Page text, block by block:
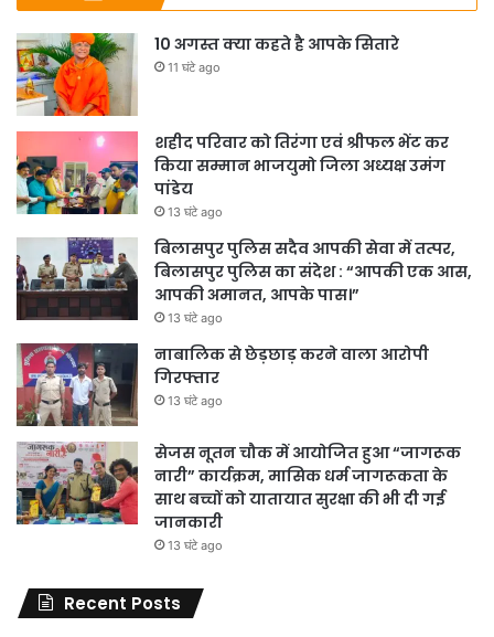
10 अगस्त क्या कहते है आपके सितारे
11 घंटे ago
शहीद परिवार को तिरंगा एवं श्रीफल भेंट कर
किया सम्मान भाजयुमो जिला अध्यक्ष उमंग
पांडेय
13 घंटे ago
बिलासपुर पुलिस सदैव आपकी सेवा में तत्पर,
बिलासपुर पुलिस का संदेश : “आपकी एक आस,
आपकी अमानत, आपके पास।”
13 घंटे ago
नाबालिक से छेड़छाड़ करने वाला आरोपी
गिरफ्तार
13 घंटे ago
सेजस नूतन चौक में आयोजित हुआ “जागरूक
नारी” कार्यक्रम, मासिक धर्म जागरूकता के
साथ बच्चों को यातायात सुरक्षा की भी दी गई
जानकारी
13 घंटे ago
Recent Posts